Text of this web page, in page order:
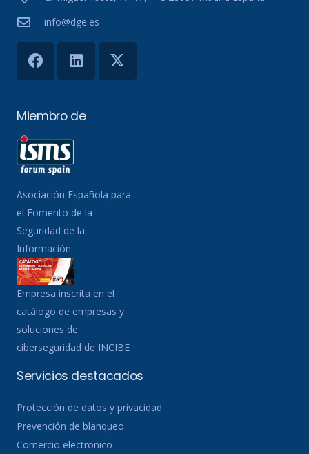
info@dge.es
Miembro de
Asociación Española para
el Fomento de la
Seguridad de la
Información
Empresa inscrita en el
catálogo de empresas y
soluciones de
ciberseguridad de INCIBE
Servicios destacados
Protección de datos y privacidad
Prevención de blanqueo
Comercio electronico